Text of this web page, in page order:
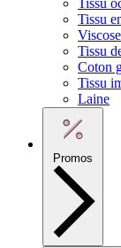
Tissu
Tissu
Viscose
Tissu
Coton
Tissu
Laine
Promos